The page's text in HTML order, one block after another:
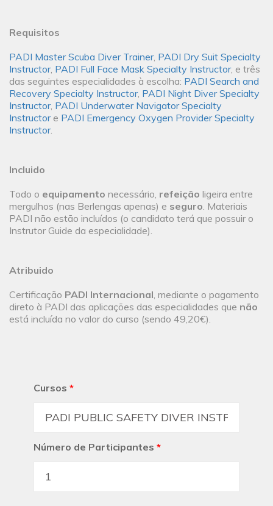
Requisitos
PADI Master Scuba Diver Trainer, PADI Dry Suit Specialty
Instructor, PADI Full Face Mask Specialty Instructor, e três
das seguintes especialidades à escolha: PADI Search and
Recovery Specialty Instructor, PADI Night Diver Specialty
Instructor, PADI Underwater Navigator Specialty
Instructore PADI Emergency Oxygen Provider Specialty
Instructor.
Incluido
Todo o equipamento necessário, refeição ligeira entre
mergulhos (nas Berlengas apenas) e seguro. Materiais
PADI não estão incluídos (o candidato terá que possuir o
Instrutor Guide da especialidade).
Atribuido
Certificação PADI Internacional, mediante o pagamento
direto à PADI das aplicações das especialidades que não
está incluída no valor do curso (sendo 49,20€).
Cursos *
Número de Participantes *